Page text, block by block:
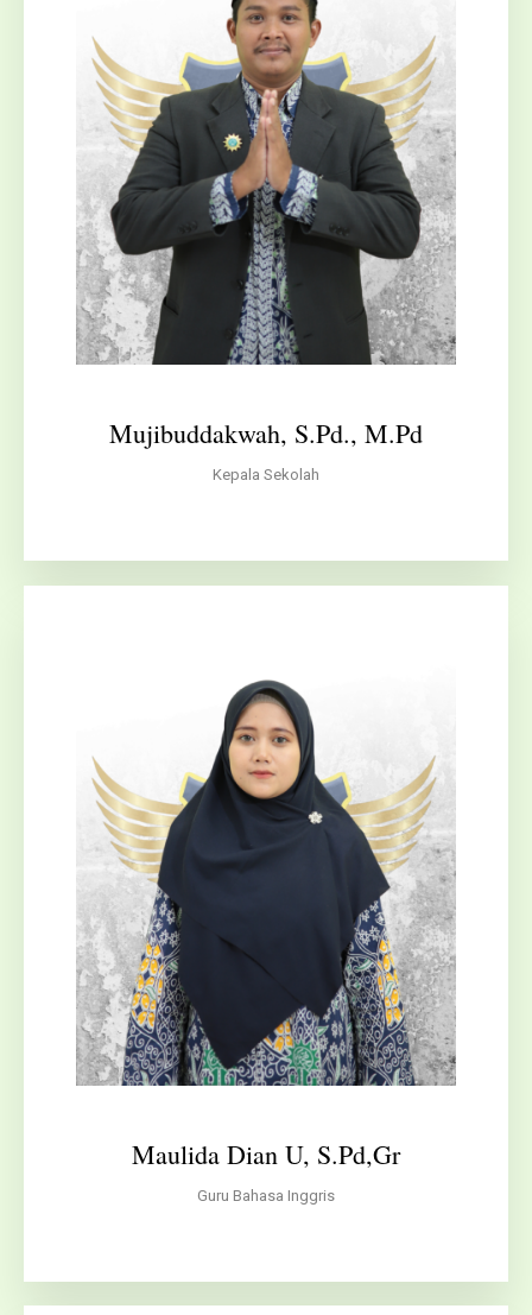
Mujibuddakwah, S.Pd., M.Pd
Kepala Sekolah
Maulida Dian U, S.Pd,Gr
Guru Bahasa Inggris